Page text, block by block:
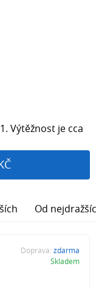
Výtěžnost je cca
Od
Doprava: zdarma
Skladem